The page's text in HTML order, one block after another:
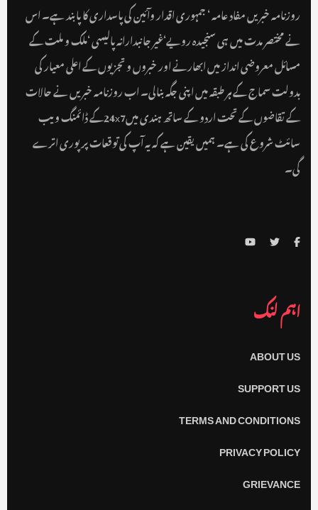
روزنامہ خبریں مفاد عامہ ‘ جمہوری اقدار وآئین کی پاسداری کا پابند ہے۔ اس
نے مختصر مدت میں ہی سنجیدہ رویے‘غیر جانبدارانہ پالیسی ‘ملک و ملت کے
مسائل معروضی انداز میں ابھارنے اور خبروں و تجزیوں کے اعلی معیار کی
بدولت سماج کے ہر طبقہ میں اپنی جگہ بنالی۔ اب روزنامہ خبریں نے حالات
کے تقاضوں کے تحت اردو کے ساتھ ہندی میں24x7کے ڈائمنگ ویب
سائٹ شروع کی ہے۔ ہمیں یقین ہے کہ یہ آپ کی توقعات پر پوری اترے
گی۔
اہم لنک
ABOUT US
SUPPORT US
TERMS AND CONDITIONS
PRIVACY POLICY
GRIEVANCE